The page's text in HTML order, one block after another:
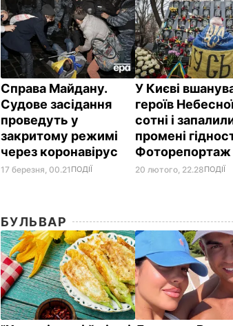
Справа Майдану.
Судове засідання
проведуть у
закритому режимі
через коронавірус
17 березня, 00.21 ПОДІЇ
У Києві
героїв
сотні і
промені
20 лютого, 22.28ПОДІЇ
БУЛЬВАР